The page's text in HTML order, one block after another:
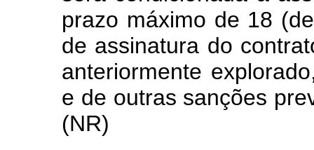
prazo máximo de 18
de assinatura do
anteriormente
e de outras sanções
(NR)